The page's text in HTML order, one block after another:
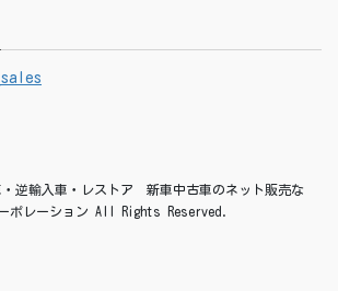
逆輸入車・レストア 新車中古車のネット販売な
ーポレーション All Rights Reserved.